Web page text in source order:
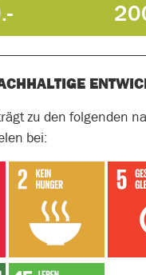
zu den folgenden
bei: